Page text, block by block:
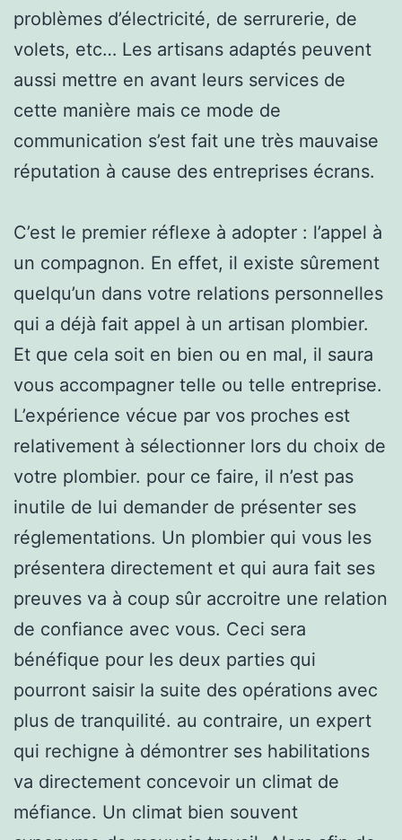
problèmes d’électricité, de serrurerie, de
volets, etc… Les artisans adaptés peuvent
aussi mettre en avant leurs services de
cette manière mais ce mode de
communication s’est fait une très mauvaise
réputation à cause des entreprises écrans.
C’est le premier réflexe à adopter : l’appel à
un compagnon. En effet, il existe sûrement
quelqu’un dans votre relations personnelles
qui a déjà fait appel à un artisan plombier.
Et que cela soit en bien ou en mal, il saura
vous accompagner telle ou telle entreprise.
L’expérience vécue par vos proches est
relativement à sélectionner lors du choix de
votre plombier. pour ce faire, il n’est pas
inutile de lui demander de présenter ses
réglementations. Un plombier qui vous les
présentera directement et qui aura fait ses
preuves va à coup sûr accroitre une relation
de confiance avec vous. Ceci sera
bénéfique pour les deux parties qui
pourront saisir la suite des opérations avec
plus de tranquilité. au contraire, un expert
qui rechigne à démontrer ses habilitations
va directement concevoir un climat de
méfiance. Un climat bien souvent